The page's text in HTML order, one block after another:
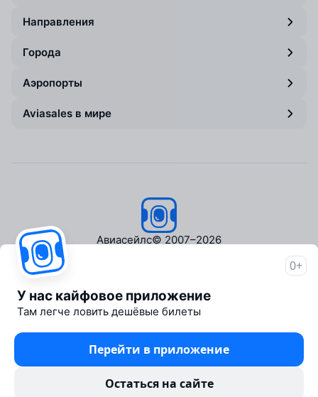
Направления
Города
Аэропорты
Aviasales в мире
Авиасейлс© 2007–2026
Пресс‑центр
Travelpayouts
Партнёрская программа
Медиа Yo'lovchi
Трэвел‑медиа Aviasales.uz
0+
У нас кайфовое приложение
Там легче ловить дешёвые билеты
Перейти в приложение
Остаться на сайте